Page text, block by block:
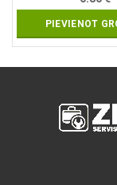
PIEVIENOT